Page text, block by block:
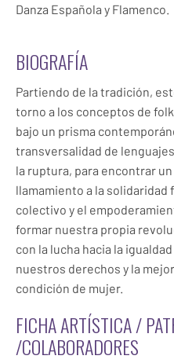
Danza Española y Flamenco.
BIOGRAFÍA
Partiendo de la tradición,
torno a los conceptos de
bajo un prisma
transversalidad de
la ruptura, para encontrar
llamamiento a la solidaridad
colectivo y el
formar nuestra propia
con la lucha hacia la
nuestros derechos y la
condición de mujer.
FICHA ARTÍSTICA /
/COLABORADORES